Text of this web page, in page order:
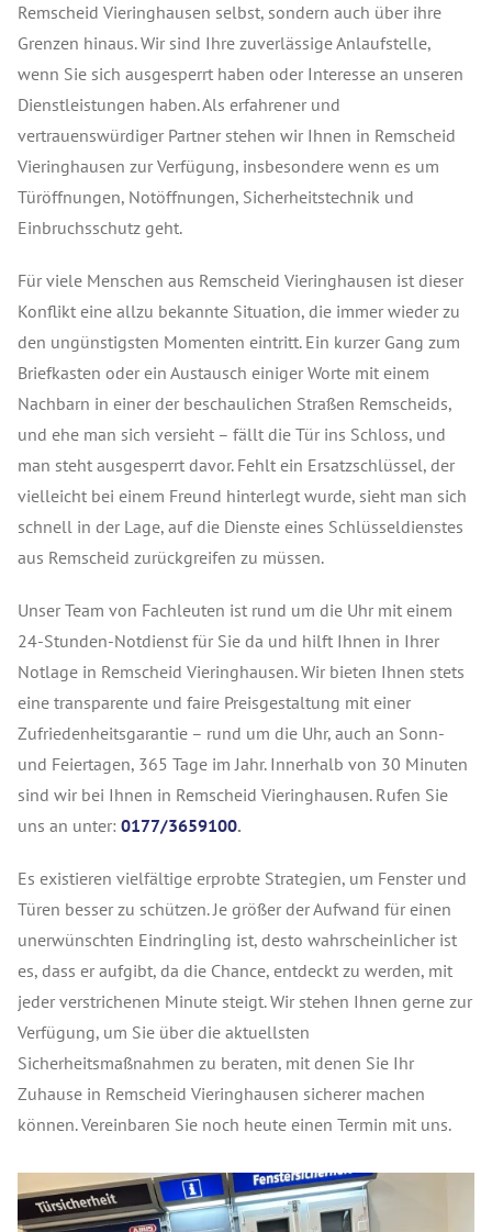
Remscheid Vieringhausen selbst, sondern auch über ihre
Grenzen hinaus. Wir sind Ihre zuverlässige Anlaufstelle,
wenn Sie sich ausgesperrt haben oder Interesse an unseren
Dienstleistungen haben. Als erfahrener und
vertrauenswürdiger Partner stehen wir Ihnen in Remscheid
Vieringhausen zur Verfügung, insbesondere wenn es um
Türöffnungen, Notöffnungen, Sicherheitstechnik und
Einbruchsschutz geht.
Für viele Menschen aus Remscheid Vieringhausen ist dieser
Konflikt eine allzu bekannte Situation, die immer wieder zu
den ungünstigsten Momenten eintritt. Ein kurzer Gang zum
Briefkasten oder ein Austausch einiger Worte mit einem
Nachbarn in einer der beschaulichen Straßen Remscheids,
und ehe man sich versieht – fällt die Tür ins Schloss, und
man steht ausgesperrt davor. Fehlt ein Ersatzschlüssel, der
vielleicht bei einem Freund hinterlegt wurde, sieht man sich
schnell in der Lage, auf die Dienste eines Schlüsseldienstes
aus Remscheid zurückgreifen zu müssen.
Unser Team von Fachleuten ist rund um die Uhr mit einem
24-Stunden-Notdienst für Sie da und hilft Ihnen in Ihrer
Notlage in Remscheid Vieringhausen. Wir bieten Ihnen stets
eine transparente und faire Preisgestaltung mit einer
Zufriedenheitsgarantie – rund um die Uhr, auch an Sonn-
und Feiertagen, 365 Tage im Jahr. Innerhalb von 30 Minuten
sind wir bei Ihnen in Remscheid Vieringhausen. Rufen Sie
uns an unter: 0177/3659100.
Es existieren vielfältige erprobte Strategien, um Fenster und
Türen besser zu schützen. Je größer der Aufwand für einen
unerwünschten Eindringling ist, desto wahrscheinlicher ist
es, dass er aufgibt, da die Chance, entdeckt zu werden, mit
jeder verstrichenen Minute steigt. Wir stehen Ihnen gerne zur
Verfügung, um Sie über die aktuellsten
Sicherheitsmaßnahmen zu beraten, mit denen Sie Ihr
Zuhause in Remscheid Vieringhausen sicherer machen
können. Vereinbaren Sie noch heute einen Termin mit uns.